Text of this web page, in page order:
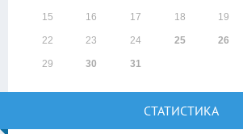
15 16 17 18 19
22 23 24 25 26
29 30 31
СТАТИСТИКА